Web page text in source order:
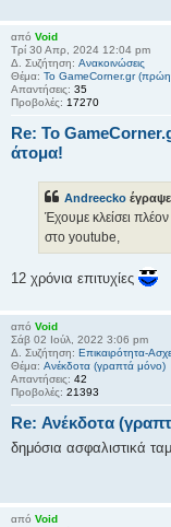
από Void
Τρί 30 Απρ, 2024 12:04 pm
Δ. Συζήτηση: Ανακοινώσεις
Θέμα: Το GameCorner.gr
Απαντήσεις: 35
Προβολές: 17270
Re: Το
άτομα!
Andreecko
Έχουμε κλείσει
στο youtube,
12 χρόνια επιτυχίες
από Void
Σάβ 02 Ιούλ, 2022 3:06 pm
Δ. Συζήτηση: Επικαιρότητα-
Θέμα: Ανέκδοτα (γραπτά μόνο)
Απαντήσεις: 42
Προβολές: 21393
Re: Ανέκδοτα
δημόσια ασφαλιστικά
από Void